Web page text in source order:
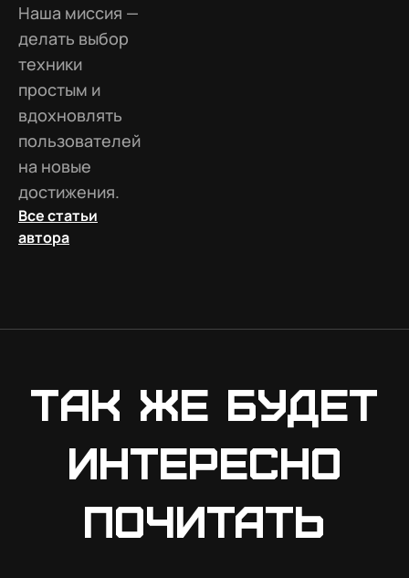
Наша миссия —
делать выбор
техники
простым и
вдохновлять
пользователей
на новые
достижения.
Все статьи
автора
Так же будет
интересно
почитать